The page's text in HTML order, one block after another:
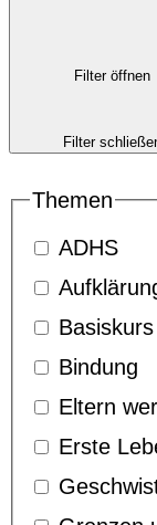
Filter öffnen
Filter
Themen
ADHS
Basiskurs
Bindung
Eltern
Erste